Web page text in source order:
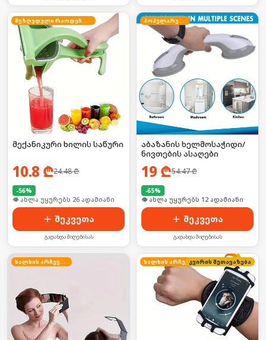
შეზღუდული რაოდენობა
მექანიკური ხილის საწური
10.8 ₾24.48₾
-56%
🛒 ბოლო 24სთ-ში იყიდა 40-მა
შეკვეთა
გადახდა მიღებისას
პოპულარული
აბაზანის ხელმოსაჭიდი/
ნივთების ასაღები
19 ₾54.47₾
-65%
🛒 ბოლო 24სთ-ში იყიდა 15-მა
შეკვეთა
გადახდა მიღებისას
ხალხის არჩევანი ხალხის არჩევანი
კვირის შეთავაზება